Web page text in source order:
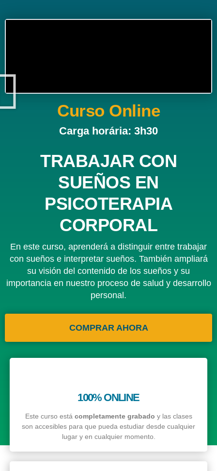
Curso Online
Carga horária: 3h30
TRABAJAR CON
SUEÑOS EN
PSICOTERAPIA
CORPORAL
En este curso, aprenderá a distinguir entre trabajar
con sueños e interpretar sueños. También ampliará
su visión del contenido de los sueños y su
importancia en nuestro proceso de salud y desarrollo
personal.
COMPRAR AHORA
100% ONLINE
Este curso está completamente grabado y las clases
son accesibles para que pueda estudiar desde cualquier
lugar y en cualquier momento.